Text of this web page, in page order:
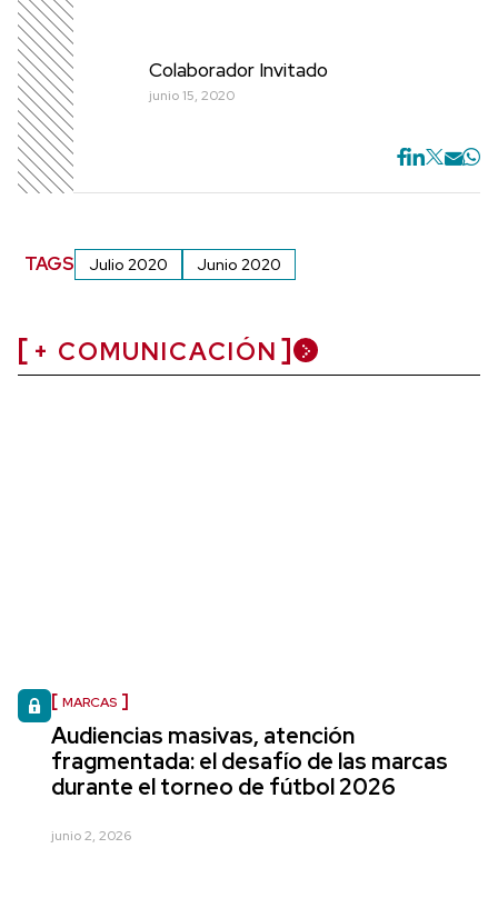
Colaborador Invitado
junio 15, 2020
TAGS Julio 2020 Junio 2020
+ COMUNICACIÓN
MARCAS
Audiencias masivas, atención
fragmentada: el desafío de las marcas
durante el torneo de fútbol 2026
junio 2, 2026